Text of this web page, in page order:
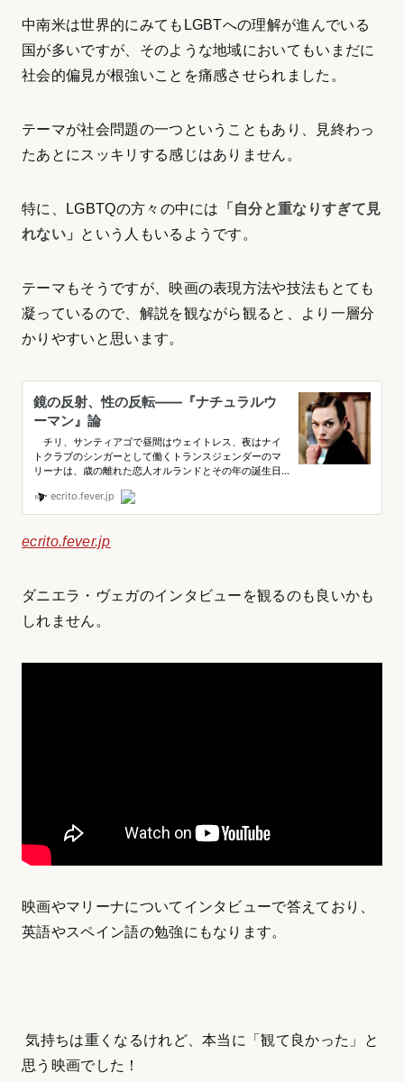
中南米は世界的にみてもLGBTへの理解が進んでいる
国が多いですが、そのような地域においてもいまだに
社会的偏見が根強いことを痛感させられました。
テーマが社会問題の一つということもあり、見終わっ
たあとにスッキリする感じはありません。
特に、LGBTQの方々の中には
「自分と重なりすぎて見
れない」
という人もいるようです。
テーマもそうですが、映画の表現方法や技法もとても
凝っているので、解説を観ながら観ると、より一層分
かりやすいと思います。
ecrito.fever.jp
ダニエラ・ヴェガのインタビューを観るのも良いかも
しれません。
映画やマリーナについてインタビューで答えており、
英語やスペイン語の勉強にもなります。
気持ちは重くなるけれど、本当に「観て良かった」と
思う映画でした！